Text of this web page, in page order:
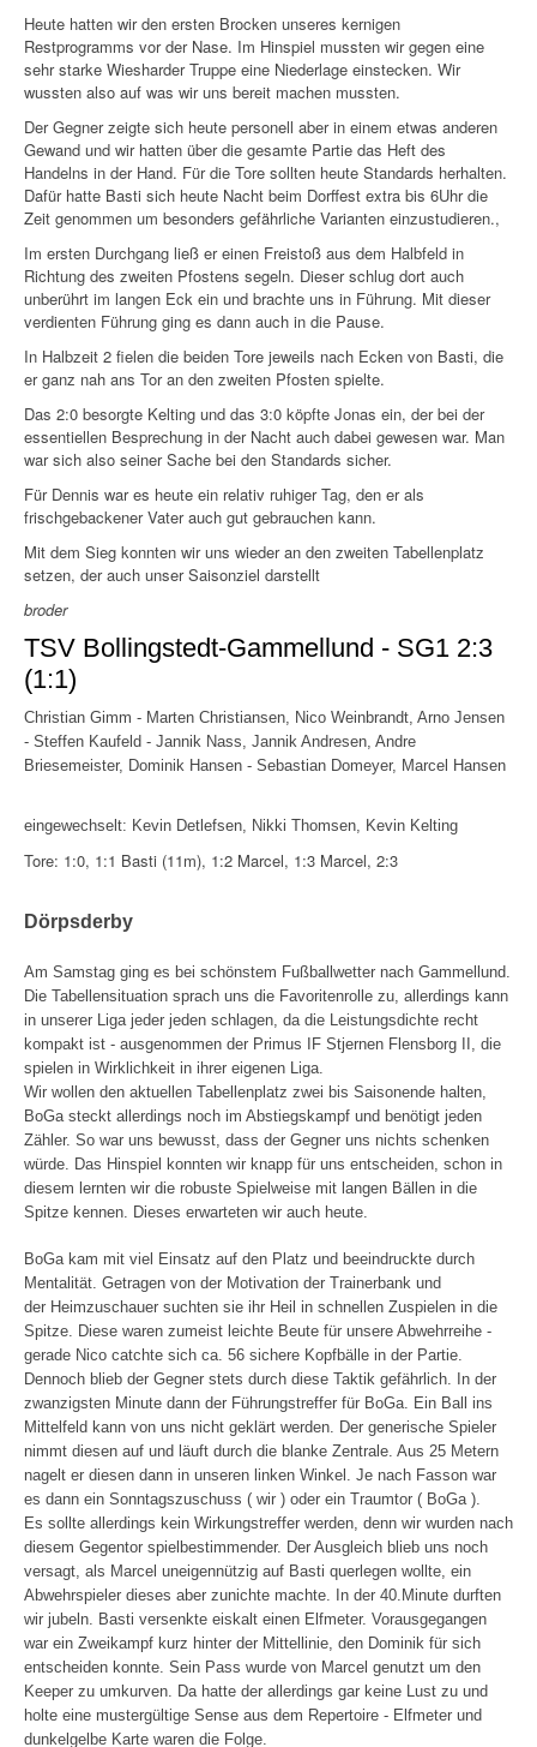
Heute hatten wir den ersten Brocken unseres kernigen
Restprogramms vor der Nase. Im Hinspiel mussten wir gegen eine
sehr starke Wiesharder Truppe eine Niederlage einstecken. Wir
wussten also auf was wir uns bereit machen mussten.
Der Gegner zeigte sich heute personell aber in einem etwas anderen
Gewand und wir hatten über die gesamte Partie das Heft des
Handelns in der Hand. Für die Tore sollten heute Standards herhalten.
Dafür hatte Basti sich heute Nacht beim Dorffest extra bis 6Uhr die
Zeit genommen um besonders gefährliche Varianten einzustudieren.,
Im ersten Durchgang ließ er einen Freistoß aus dem Halbfeld in
Richtung des zweiten Pfostens segeln. Dieser schlug dort auch
unberührt im langen Eck ein und brachte uns in Führung. Mit dieser
verdienten Führung ging es dann auch in die Pause.
In Halbzeit 2 fielen die beiden Tore jeweils nach Ecken von Basti, die
er ganz nah ans Tor an den zweiten Pfosten spielte.
Das 2:0 besorgte Kelting und das 3:0 köpfte Jonas ein, der bei der
essentiellen Besprechung in der Nacht auch dabei gewesen war. Man
war sich also seiner Sache bei den Standards sicher.
Für Dennis war es heute ein relativ ruhiger Tag, den er als
frischgebackener Vater auch gut gebrauchen kann.
Mit dem Sieg konnten wir uns wieder an den zweiten Tabellenplatz
setzen, der auch unser Saisonziel darstellt
broder
TSV Bollingstedt-Gammellund - SG1 2:3
(1:1)
Christian Gimm - Marten Christiansen, Nico Weinbrandt, Arno Jensen
- Steffen Kaufeld - Jannik Nass, Jannik Andresen, Andre
Briesemeister, Dominik Hansen - Sebastian Domeyer, Marcel Hansen
eingewechselt: Kevin Detlefsen, Nikki Thomsen, Kevin Kelting
Tore: 1:0, 1:1 Basti (11m), 1:2 Marcel, 1:3 Marcel, 2:3
Dörpsderby
Am Samstag ging es bei schönstem Fußballwetter nach Gammellund.
Die Tabellensituation sprach uns die Favoritenrolle zu, allerdings kann
in unserer Liga jeder jeden schlagen, da die Leistungsdichte recht
kompakt ist - ausgenommen der Primus IF Stjernen Flensborg II, die
spielen in Wirklichkeit in ihrer eigenen Liga.
Wir wollen den aktuellen Tabellenplatz zwei bis Saisonende halten,
BoGa steckt allerdings noch im Abstiegskampf und benötigt jeden
Zähler. So war uns bewusst, dass der Gegner uns nichts schenken
würde. Das Hinspiel konnten wir knapp für uns entscheiden, schon in
diesem lernten wir die robuste Spielweise mit langen Bällen in die
Spitze kennen. Dieses erwarteten wir auch heute.
BoGa kam mit viel Einsatz auf den Platz und beeindruckte durch
Mentalität. Getragen von der Motivation der Trainerbank und
der Heimzuschauer suchten sie ihr Heil in schnellen Zuspielen in die
Spitze. Diese waren zumeist leichte Beute für unsere Abwehrreihe -
gerade Nico catchte sich ca. 56 sichere Kopfbälle in der Partie.
Dennoch blieb der Gegner stets durch diese Taktik gefährlich. In der
zwanzigsten Minute dann der Führungstreffer für BoGa. Ein Ball ins
Mittelfeld kann von uns nicht geklärt werden. Der generische Spieler
nimmt diesen auf und läuft durch die blanke Zentrale. Aus 25 Metern
nagelt er diesen dann in unseren linken Winkel. Je nach Fasson war
es dann ein Sonntagszuschuss ( wir ) oder ein Traumtor ( BoGa ).
Es sollte allerdings kein Wirkungstreffer werden, denn wir wurden nach
diesem Gegentor spielbestimmender. Der Ausgleich blieb uns noch
versagt, als Marcel uneigennützig auf Basti querlegen wollte, ein
Abwehrspieler dieses aber zunichte machte. In der 40.Minute durften
wir jubeln. Basti versenkte eiskalt einen Elfmeter. Vorausgegangen
war ein Zweikampf kurz hinter der Mittellinie, den Dominik für sich
entscheiden konnte. Sein Pass wurde von Marcel genutzt um den
Keeper zu umkurven. Da hatte der allerdings gar keine Lust zu und
holte eine mustergültige Sense aus dem Repertoire - Elfmeter und
dunkelgelbe Karte waren die Folge.